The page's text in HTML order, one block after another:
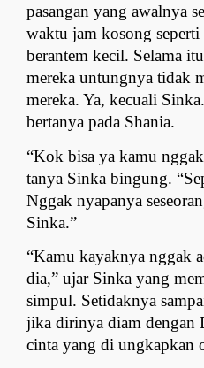
pasangan yang awalnya
waktu jam kosong
berantem kecil. Selama
mereka untungnya tidak
mereka. Ya, kecuali
bertanya pada Shania.
“Kok bisa ya kamu
tanya Sinka bingung.
Nggak nyapanya
Sinka.”
“Kamu kayaknya nggak
dia,” ujar Sinka yang
simpul. Setidaknya
jika dirinya diam dengan
cinta yang di ungkapkan